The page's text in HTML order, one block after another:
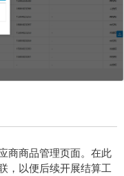
商商品管理页面。在此
，以便后续开展结算工